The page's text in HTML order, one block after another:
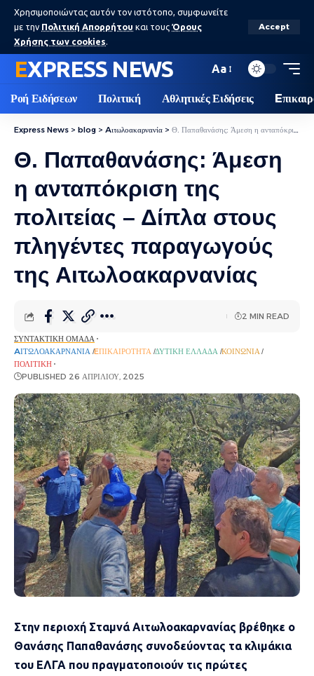
Χρησιμοποιώντας αυτόν τον ιστότοπο, συμφωνείτε
με την Πολιτική Απορρήτου και τους Όρους
Χρήσης των cookies.
Accept
EXPRESS NEWS Aa
Ροή Ειδήσεων Πολιτική Αθλητικές Ειδήσεις
Express News > blog > Aιτωλοακαρνανία > Θ. Παπαθανάσης: Άμεση η ανταπόκριση της πολιτείας – Δίπλα στους πληγέντες παραγωγούς της Αιτωλοακαρνανίας
Θ. Παπαθανάσης: Άμεση
η ανταπόκριση της
πολιτείας – Δίπλα στους
πληγέντες παραγωγούς
της Αιτωλοακαρνανίας
ΣΥΝΤΑΚΤΙΚΉ ΟΜΆΔΑ
AΙΤΩΛΟΑΚΑΡΝΑΝΊΑ EΠΙΚΑΙΡΌΤΗΤΑ ΔΥΤΙΚΉ ΕΛΛΆΔΑ ΚΟΙΝΩΝΊΑ
ΠΟΛΙΤΙΚΉ
PUBLISHED 26 ΑΠΡΙΛΊΟΥ, 2025
2 MIN READ
Στην περιοχή Σταμνά Αιτωλοακαρνανίας βρέθηκε ο
Θανάσης Παπαθανάσης συνοδεύοντας τα κλιμάκια
του ΕΛΓΑ που πραγματοποιούν τις πρώτες